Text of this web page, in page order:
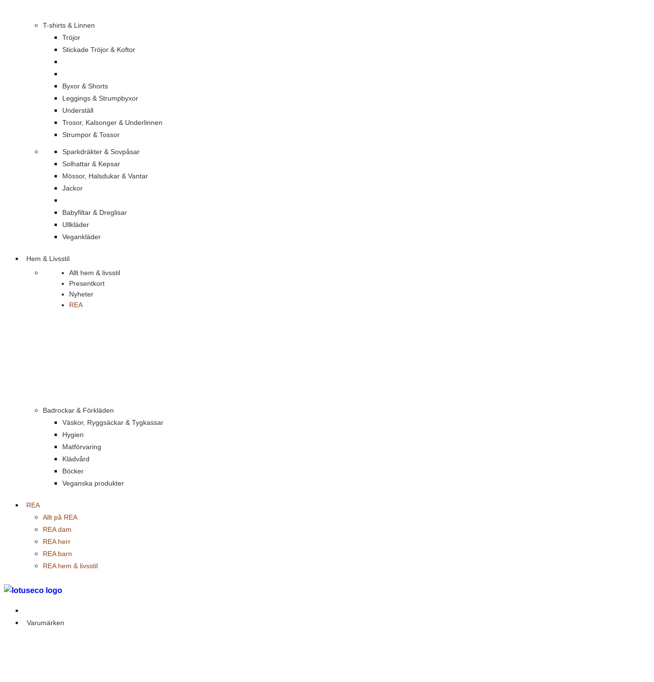
T-shirts & Linnen
Tröjor
Stickade Tröjor & Koftor
Byxor & Shorts
Leggings & Strumpbyxor
Underställ
Trosor, Kalsonger & Underlinnen
Strumpor & Tossor
Sparkdräkter & Sovpåsar
Solhattar & Kepsar
Mössor, Halsdukar & Vantar
Jackor
Babyfiltar & Dreglisar
Ullkläder
Vegankläder
Hem & Livsstil
Allt hem & livsstil
Presentkort
Nyheter
REA
Badrockar & Förkläden
Väskor, Ryggsäckar & Tygkassar
Hygien
Matförvaring
Klädvård
Böcker
Veganska produkter
REA
Allt på REA
REA dam
REA herr
REA barn
REA hem & livsstil
Varumärken